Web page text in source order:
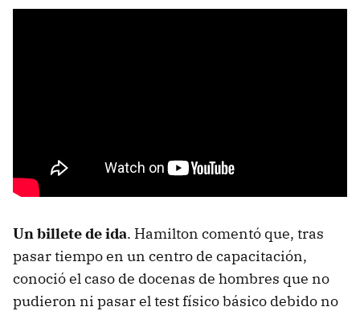
Un billete de ida. Hamilton comentó que, tras
pasar tiempo en un centro de capacitación,
conoció el caso de docenas de hombres que no
pudieron ni pasar el test físico básico debido no